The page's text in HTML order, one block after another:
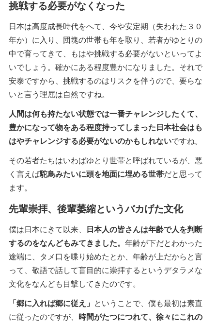
挑戦する必要がなくなった
日本は高度成長時代をへて、今や安定期（失われた３０
年か）に入り、団塊の世帯も年を取り、若者がゆとりの
中で育ってきて、もはや挑戦する必要がないといってよ
いでしょう。確かにある程度豊かになりました。それで
安泰ですから、挑戦するのはリスクを伴うので、要らな
いと言う理屈は自然ですね。
人間は何も持たない状態では一番チャレンジしたくて、
豊かになって物をある程度持ってしまった日本社会はも
はやチャレンジする必要がないのかもしれないですね。
その若者たちはいわばゆとり世帯と呼ばれているが、悪
く言えば駝鳥みたいに頭を地面に埋める世帯だと思って
ます。
先輩崇拝、後輩萎縮というバカげた文化
僕は日本にきて以来、 日本人の皆さんは年齢で人を判断
するのをなんどもみてきました。 年齢が下だとわかった
途端に、タメ口を喋り始めたとか、年齢が上だからと言
って、敬語で話して盲目的に崇拝するというデタラメな
文化をなんども目撃してきたのです。
「郷に入れば郷に従え」 ということで、僕も最初は素直
に従ったのですが、 時間がたつにつれて、徐々にこれの